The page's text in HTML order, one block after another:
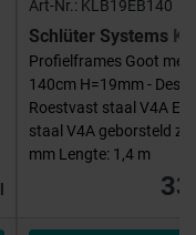
Art-Nr.: KLB19EB140
Schlüter Systems
Profielframes Goot met
140cm H=19mm -
Roestvast staal V4A EB
staal V4A geborsteld
mm Lengte: 1,4 m